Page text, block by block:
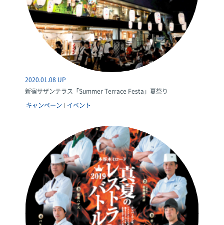
2020.01.08 UP
新宿サザンテラス「Summer Terrace Festa」夏祭り
キャンペーン
イベント